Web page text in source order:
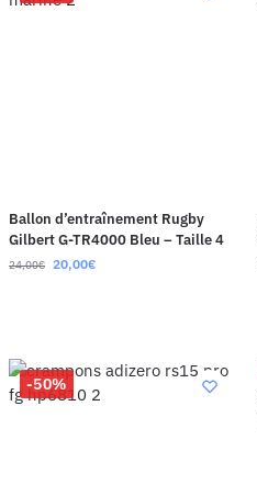
Ballon d’entraînement Rugby
Gilbert G-TR4000 Bleu – Taille 4
24,00€ 20,00€
-50%